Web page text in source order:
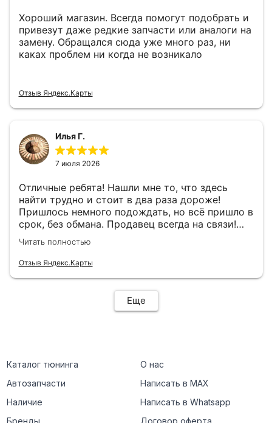
Хороший магазин. Всегда помогут подобрать и
привезут даже редкие запчасти или аналоги на
замену. Обращался сюда уже много раз, ни
каках проблем ни когда не возникало
Отзыв Яндекс.Карты
Илья Г.
7 июля 2026
Отличные ребята! Нашли мне то, что здесь
найти трудно и стоит в два раза дороже!
Пришлось немного подождать, но всё пришло в
срок, без обмана. Продавец всегда на связи!
Буду ещё обращаться! 👍
Читать полностью
Отзыв Яндекс.Карты
Еще
Каталог тюнинга
Автозапчасти
Наличие
Бренды
О нас
Написать в MAX
Написать в Whatsapp
Договор оферта